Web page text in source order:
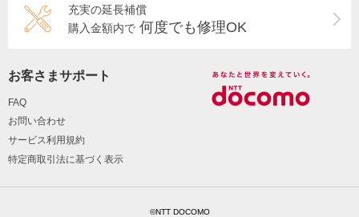
充実の延長補償
購入金額内で 何度でも修理OK
お客さまサポート
FAQ
お問い合わせ
サービス利用規約
特定商取引法に基づく表示
©NTT DOCOMO